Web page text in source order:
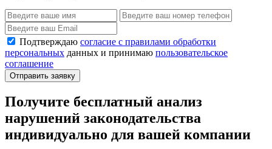
Подтверждаю согласие с правилами обработки
персональных данных и принимаю пользовательское
соглашение
Отправить заявку
Получите бесплатный анализ
нарушений законодательства
индивидуально для вашей компании